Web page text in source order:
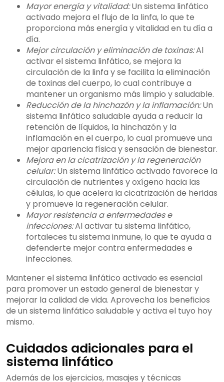
Mayor energía y vitalidad:Un sistema linfático
activado mejora el flujo de la linfa, lo que te
proporciona más energía y vitalidad en tu día a
día.
Mejor circulación y eliminación de toxinas:Al
activar el sistema linfático, se mejora la
circulación de la linfa y se facilita la eliminación
de toxinas del cuerpo, lo cual contribuye a
mantener un organismo más limpio y saludable.
Reducción de la hinchazón y la inflamación:Un
sistema linfático saludable ayuda a reducir la
retención de líquidos, la hinchazón y la
inflamación en el cuerpo, lo cual promueve una
mejor apariencia física y sensación de bienestar.
Mejora en la cicatrización y la regeneración
celular:Un sistema linfático activado favorece la
circulación de nutrientes y oxígeno hacia las
células, lo que acelera la cicatrización de heridas
y promueve la regeneración celular.
Mayor resistencia a enfermedades e
infecciones:Al activar tu sistema linfático,
fortaleces tu sistema inmune, lo que te ayuda a
defenderte mejor contra enfermedades e
infecciones.
Mantener el sistema linfático activado es esencial
para promover un estado general de bienestar y
mejorar la calidad de vida. Aprovecha los beneficios
de un sistema linfático saludable y activa el tuyo hoy
mismo.
Cuidados adicionales para el
sistema linfático
Además de los ejercicios, masajes y técnicas